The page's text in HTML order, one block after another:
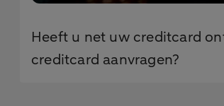
Heeft u net uw creditcard
creditcard aanvragen?